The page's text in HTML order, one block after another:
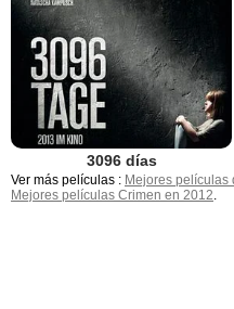
3096 días
Ver más películas : Mejores películas
Mejores películas Crimen en 2012.